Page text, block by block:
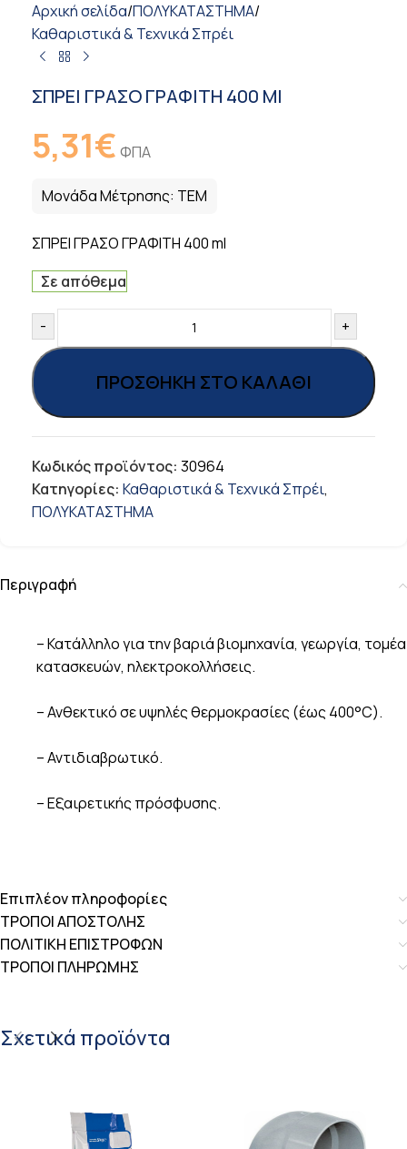
Αρχική σελίδα/ΠΟΛΥΚΑΤΑΣΤΗΜΑ/
Καθαριστικά & Τεχνικά Σπρέι
ΣΠΡΕΙ ΓΡΑΣΟ ΓΡΑΦΙΤΗ 400 Ml
5,31€ ΦΠΑ
Μονάδα Μέτρησης: ΤΕΜ
ΣΠΡΕΙ ΓΡΑΣΟ ΓΡΑΦΙΤΗ 400 ml
Σε απόθεμα
- +
ΠΡΟΣΘΉΚΗ ΣΤΟ ΚΑΛΆΘΙ
Κωδικός προϊόντος: 30964
Κατηγορίες: Καθαριστικά & Τεχνικά Σπρέι,
ΠΟΛΥΚΑΤΑΣΤΗΜΑ
Περιγραφή
– Κατάλληλο για την βαριά βιομηχανία, γεωργία, τομέα
κατασκευών, ηλεκτροκολλήσεις.
– Ανθεκτικό σε υψηλές θερμοκρασίες (έως 400°C).
– Αντιδιαβρωτικό.
– Εξαιρετικής πρόσφυσης.
Επιπλέον πληροφορίες
ΤΡΟΠΟΙ ΑΠΟΣΤΟΛΗΣ
ΠΟΛΙΤΙΚΗ ΕΠΙΣΤΡΟΦΩΝ
ΤΡΟΠΟΙ ΠΛΗΡΩΜΗΣ
Σχετικά προϊόντα